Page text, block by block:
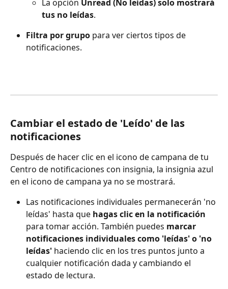
La opción Unread (No leídas)solo mostrará
tus no leídas.
Filtra por grupo para ver ciertos tipos de
notificaciones.
Cambiar el estado de 'Leído' de las
notificaciones
Después de hacer clic en el icono de campana de tu
Centro de notificaciones con insignia, la insignia azul
en el icono de campana ya no se mostrará.
Las notificaciones individuales permanecerán 'no
leídas' hasta que hagas clicen la notificación
para tomar acción. También puedes marcar
notificaciones individuales como 'leídas' o 'no
leídas' haciendo clic en los tres puntos junto a
cualquier notificación dada y cambiando el
estado de lectura.